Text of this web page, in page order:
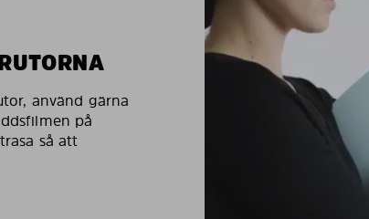
använd gärna
på
så att